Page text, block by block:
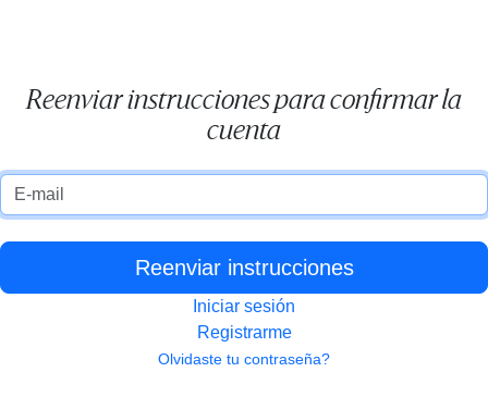
Reenviar instrucciones para confirmar la
cuenta
Email
Iniciar sesión
Registrarme
Olvidaste tu contraseña?